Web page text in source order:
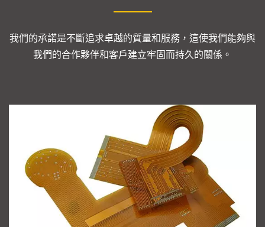
我們的承諾是不斷追求卓越的質量和服務，這使我們能夠與
我們的合作夥伴和客戶建立牢固而持久的關係。